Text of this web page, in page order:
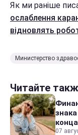
Як ми раніше
ослаблення
відновлять
Министерство
Читайте
07